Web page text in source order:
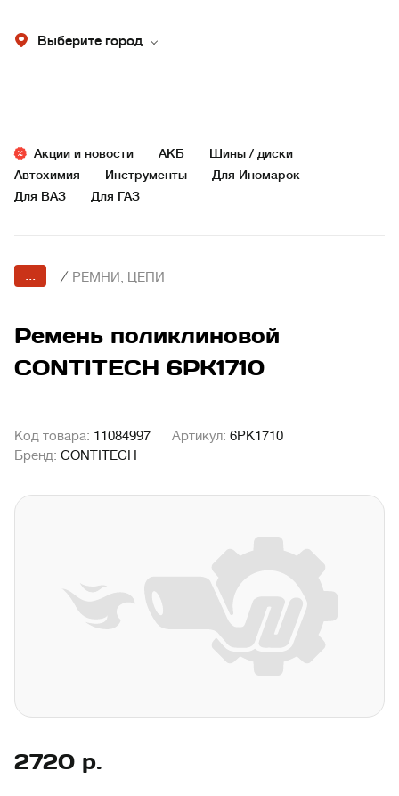
Выберите город
Акции и новости АКБ
Шины / диски
Автохимия
Инструменты
Для Иномарок
Для ВАЗ
Для ГАЗ
... / РЕМНИ, ЦЕПИ
Ремень поликлиновой
CONTITECH 6PK1710
Код товара: 11084997 Артикул: 6PK1710
Бренд: CONTITECH
2720 р.